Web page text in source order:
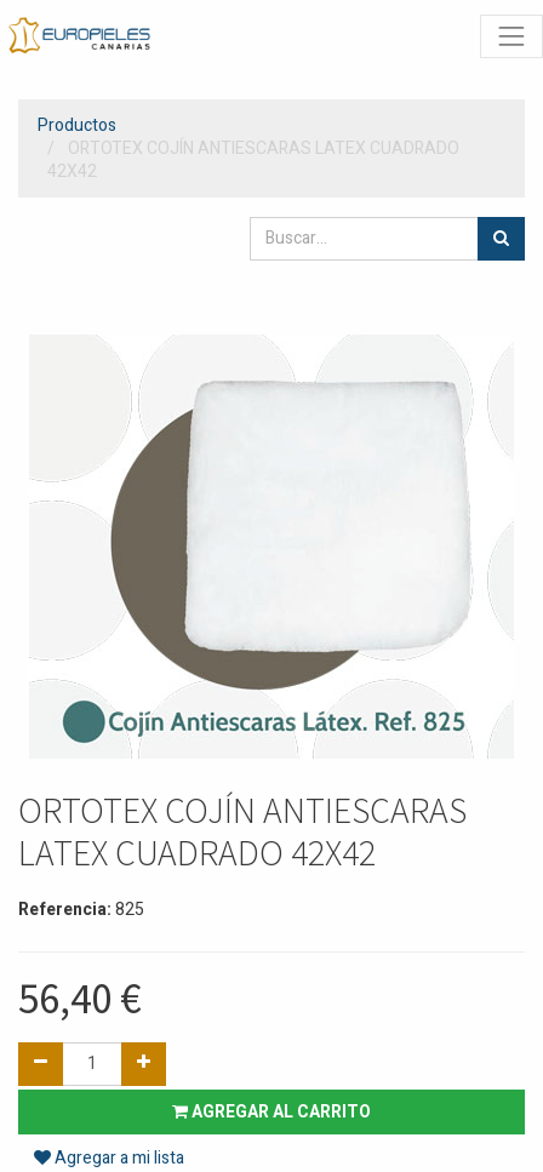
Productos
ORTOTEX COJÍN ANTIESCARAS LATEX CUADRADO
42X42
ORTOTEX COJÍN ANTIESCARAS
LATEX CUADRADO 42X42
Referencia:825
56,40 €
AGREGAR AL CARRITO
Agregar a mi lista